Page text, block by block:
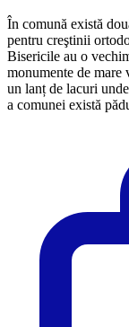
În comună există
pentru creştinii
Bisericile au o
monumente de mare
un lanț de lacuri
a comunei există